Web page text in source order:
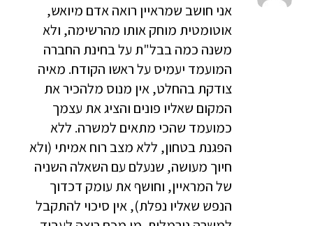
אני חושב שמראיין רואה אדם מיואש,
אוטומטית מוחק אותו מהרשימה, ולא
משנה כמה בבל"ת על בחינת החברה
המועמד יעמיס על ראשו הקודח. מאיה
צודקת בהחלט, אין מנוס מלהכיר את
המקום שאליו פונים והציג את עצמך
כמועמד שהכי מתאים למשרה. ללא
הפגנת בטחון, ללא מצב רוח אמיתי (ולא
חיוך מעושה, שנעלם עם השאלה השניה
של המראיין, וחושף את עומק דכדוך
הנפש שאליו נפלת), אין סיכוי להתקבל